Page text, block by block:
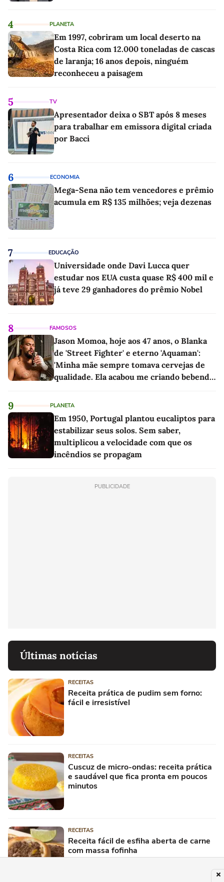
4 PLANETA
Em 1997, cobriram um local deserto na
Costa Rica com 12.000 toneladas de cascas
de laranja; 16 anos depois, ninguém
reconheceu a paisagem
5 TV
Apresentador deixa o SBT após 8 meses
para trabalhar em emissora digital criada
por Bacci
6 ECONOMIA
Mega-Sena não tem vencedores e prêmio
acumula em R$ 135 milhões; veja dezenas
7 EDUCAÇÃO
Universidade onde Davi Lucca quer
estudar nos EUA custa quase R$ 400 mil e
já teve 29 ganhadores do prêmio Nobel
8 FAMOSOS
Jason Momoa, hoje aos 47 anos, o Blanka
de 'Street Fighter' e eterno 'Aquaman':
'Minha mãe sempre tomava cervejas de
qualidade. Ela acabou me criando bebendo
9 PLANETA
Em 1950, Portugal plantou eucaliptos para
estabilizar seus solos. Sem saber,
multiplicou a velocidade com que os
incêndios se propagam
PUBLICIDADE
Últimas notícias
RECEITAS
Receita prática de pudim sem forno:
fácil e irresistível
RECEITAS
Cuscuz de micro-ondas: receita prática
e saudável que fica pronta em poucos
minutos
RECEITAS
Receita fácil de esfiha aberta de carne
com massa fofinha